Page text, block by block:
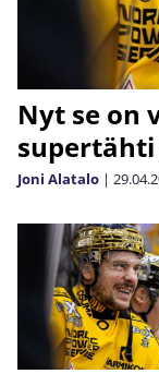
Nyt se on
Joni Alatalo |